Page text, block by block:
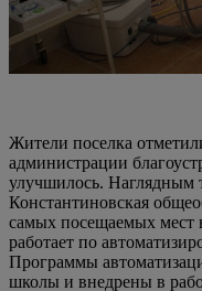
Жители поселка
администрации
улучшилось. Наглядным
Константиновская
самых посещаемых мест
работает по
Программы
школы и внедрены в